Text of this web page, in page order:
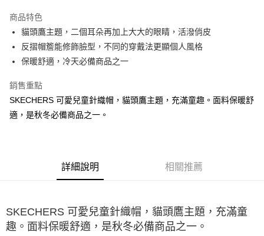
相關說明
【大哥付你分期使用說明】
1.本服務由台灣大哥大提供，台灣大哥大用戶可立即使用無須另外申請。
2.付款方式選擇「大哥付你分期」，訂單成立後會自動跳轉到大哥付的交易
流程，驗證手機門號後，選擇欲分期的期數、繳款截止日，確認付款後即完
3.實際核准額度、可分期數及費用金額請依後續交易確認頁面所載為準。
4.訂單成立30分鐘內，如未前往確認交易或遇審核未通過，訂單將自動取
消。如遇「轉專審核」未通過狀況，表示未達大哥付你分期系統評分，恕無
法說明評估內容。
2.透過簡訊連結打開帳單後，可選擇「超商條碼／台灣大直營門市／銀行轉
帳／街口支付／iPASS MONEY」等通路繳費。
1.本服務係由「台灣大哥大股份有限公司」（以下簡稱本公司）所提供，讓
用戶於交易時，得透過本服務購買商品或服務，並由商店將買賣／分期付款
買賣價金債權讓與本公司後，依約使用本公司帳單繳交帳款。
ATM付款
宅配
商品特色
貓頭鷹主題，二個耳朵再加上大大的眼睛，活潑俏皮
反摺帽簷能修飾臉型，不同的穿戴法更顯個人風格
保暖舒適，冷天必備商品之一
銷售重點
SKECHERS 可愛兒童針織帽，貓頭鷹主題，充滿童趣。面料保暖舒
適，是秋冬必備商品之一。
詳細說明 相關推薦
SKECHERS 可愛兒童針織帽，貓頭鷹主題，充滿童
趣。面料保暖舒適，是秋冬必備商品之一。